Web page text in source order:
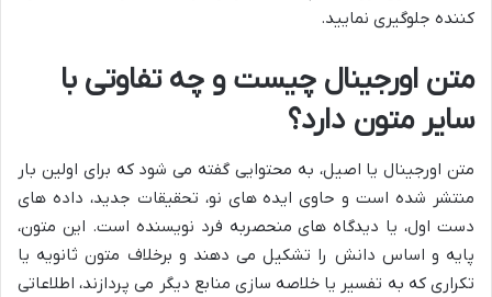
کننده جلوگیری نمایید.
متن اورجینال چیست و چه تفاوتی با
سایر متون دارد؟
متن اورجینال یا اصیل، به محتوایی گفته می شود که برای اولین بار
منتشر شده است و حاوی ایده های نو، تحقیقات جدید، داده های
دست اول، یا دیدگاه های منحصربه فرد نویسنده است. این متون،
پایه و اساس دانش را تشکیل می دهند و برخلاف متون ثانویه یا
تکراری که به تفسیر یا خلاصه سازی منابع دیگر می پردازند، اطلاعاتی